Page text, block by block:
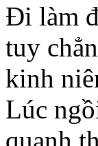
Đi làm
tuy
kinh
Lúc
quanh